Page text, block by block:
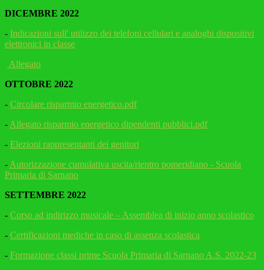
DICEMBRE 2022
- Indicazioni sull' utilizzo dei telefoni cellulari e analoghi dispositivi
elettronici in classe
Allegato
OTTOBRE 2022
- Circolare risparmio energetico.pdf
- Allegato risparmio energetico dipendenti pubblici.pdf
- Elezioni rappresentanti dei genitori
- Autorizzazione cumulativa uscita/rientro pomeridiano - Scuola
Primaria di Sarnano
SETTEMBRE 2022
- Corso ad indirizzo musicale – Assemblea di inizio anno scolastico
- Certificazioni mediche in caso di assenza scolastica
- Formazione classi prime Scuola Primaria di Sarnano A.S. 2022-23